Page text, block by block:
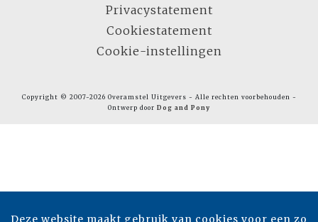
Privacystatement
Cookiestatement
Cookie-instellingen
Copyright © 2007-2026 Overamstel Uitgevers - Alle rechten voorbehouden -
Ontwerp door Dog and Pony
Deze website maakt gebruik van cookies voor een zo